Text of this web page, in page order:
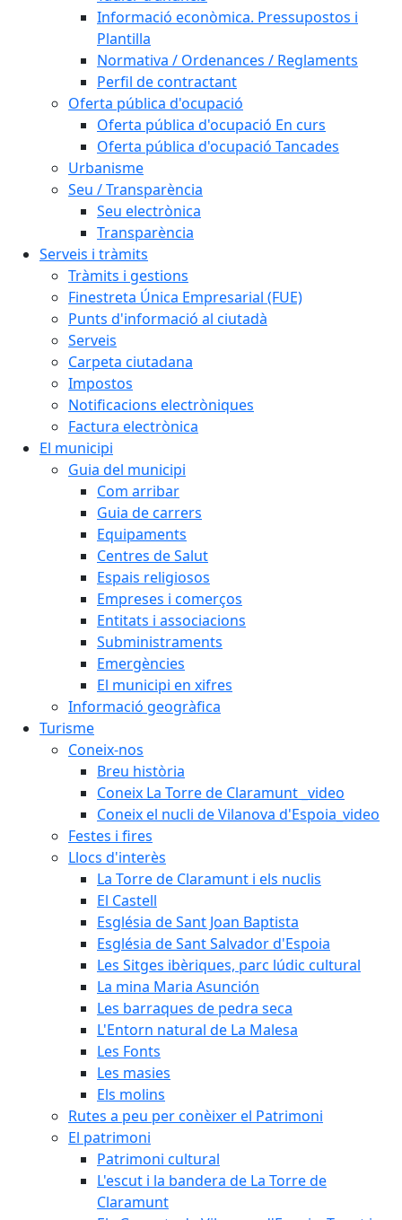
Informació econòmica. Pressupostos i
Plantilla
Normativa / Ordenances / Reglaments
Perfil de contractant
Oferta pública d'ocupació
Oferta pública d'ocupació En curs
Oferta pública d'ocupació Tancades
Urbanisme
Seu / Transparència
Seu electrònica
Transparència
Serveis i tràmits
Tràmits i gestions
Finestreta Única Empresarial (FUE)
Punts d'informació al ciutadà
Serveis
Carpeta ciutadana
Impostos
Notificacions electròniques
Factura electrònica
El municipi
Guia del municipi
Com arribar
Guia de carrers
Equipaments
Centres de Salut
Espais religiosos
Empreses i comerços
Entitats i associacions
Subministraments
Emergències
El municipi en xifres
Informació geogràfica
Turisme
Coneix-nos
Breu història
Coneix La Torre de Claramunt _video
Coneix el nucli de Vilanova d'Espoia_video
Festes i fires
Llocs d'interès
La Torre de Claramunt i els nuclis
El Castell
Església de Sant Joan Baptista
Església de Sant Salvador d'Espoia
Les Sitges ibèriques, parc lúdic cultural
La mina Maria Asunción
Les barraques de pedra seca
L'Entorn natural de La Malesa
Les Fonts
Les masies
Els molins
Rutes a peu per conèixer el Patrimoni
El patrimoni
Patrimoni cultural
L'escut i la bandera de La Torre de
Claramunt